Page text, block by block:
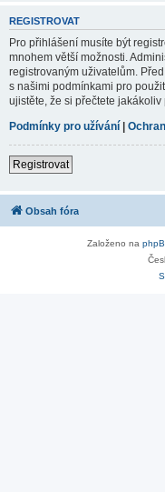
REGISTROVAT
Pro přihlášení musíte být
mnohem větší možnosti.
registrovaným uživatelům.
s našimi podmínkami pro
ujistěte, že si přečtete
Podmínky pro užívání |
Registrovat
Obsah fóra
Založeno na